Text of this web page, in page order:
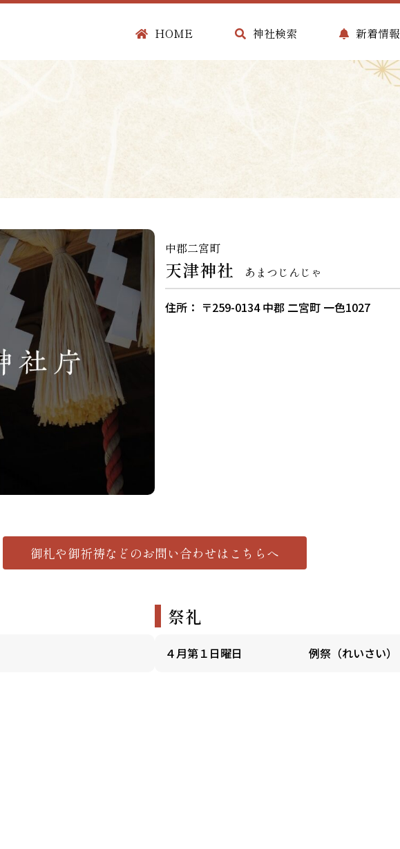
HOME 神社検索 新着情報
中郡二宮町
天津神社 あまつじんじゃ
住所： 〒259-0134 中郡 二宮町 一色1027
御札や御祈祷などのお問い合わせはこちらへ
祭礼
４月第１日曜日 例祭（れいさい）